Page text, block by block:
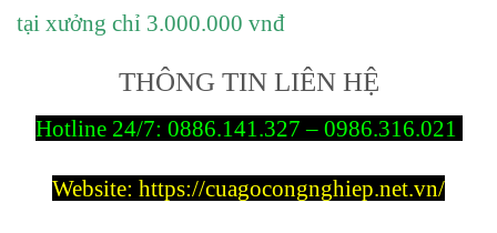
tại xưởng chỉ 3.000.000 vnđ
THÔNG TIN LIÊN HỆ
Hotline 24/7: 0886.141.327 – 0986.316.021
Website: https://cuagocongnghiep.net.vn/